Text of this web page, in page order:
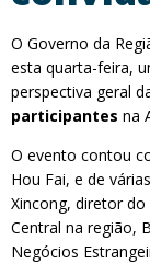
O Governo da
esta quarta-feira,
perspectiva geral
participantes na
O evento contou
Hou Fai, e de
Xincong, diretor
Central na região,
Negócios